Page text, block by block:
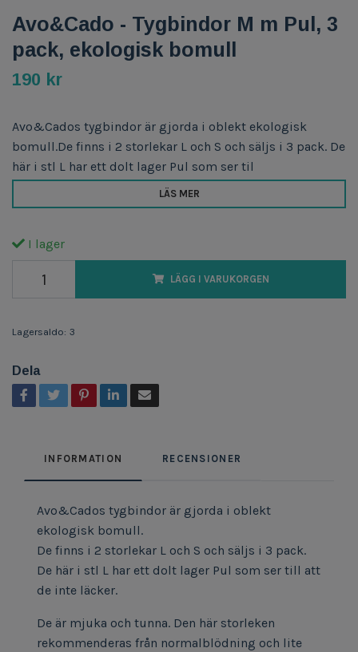
Avo&Cado - Tygbindor M m Pul, 3
pack, ekologisk bomull
190 kr
Avo&Cados tygbindor är gjorda i oblekt ekologisk
bomull.De finns i 2 storlekar L och S och säljs i 3 pack. De
här i stl L har ett dolt lager Pul som ser til
LÄS MER
I lager
LÄGG I VARUKORGEN
Lagersaldo: 3
Dela
INFORMATION RECENSIONER
Avo&Cados tygbindor är gjorda i oblekt
ekologisk bomull.
De finns i 2 storlekar L och S och säljs i 3 pack.
De här i stl L har ett dolt lager Pul som ser till att
de inte läcker.
De är mjuka och tunna. Den här storleken
rekommenderas från normalblödning och lite